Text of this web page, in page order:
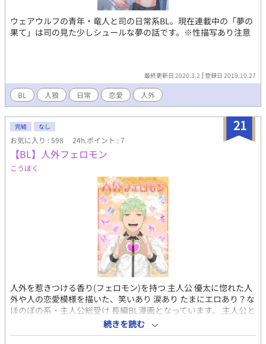
ウェアウルフの青年・竜人と司の日常系BL。現在連載中の「夢の
果て」は司の見た少しシュールな夢の話です。※性描写あり注意
最終更新日 2020.3.2 登録日 2019.10.27
BL 人狼 日常 恋愛 人外
21
完結 なし
お気に入り : 598 24h.ポイント : 7
【BL】人外フェロモン
こうぼく
人外を惹きつける香り(フェロモン)を持つ 主人公 優太に惚れた人
外や人の恋愛模様を描いた、笑いあり 涙あり たまにエロあり？な
ほのぼの系・主人公総受け 長編BL漫画となっています。 主人公と
は別のカップリングのお話もあります。 長編で内容が濃いめなの
で物語を楽しむ人向け、エロと言ってもキスや体を多少触る程度
続きを読む